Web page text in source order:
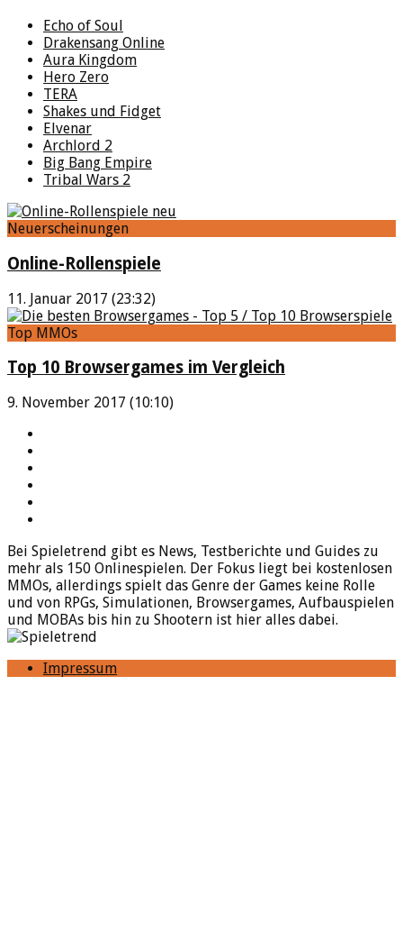
Echo of Soul
Drakensang Online
Aura Kingdom
Hero Zero
TERA
Shakes und Fidget
Elvenar
Archlord 2
Big Bang Empire
Tribal Wars 2
Neuerscheinungen
Online-Rollenspiele
11. Januar 2017 (23:32)
Top MMOs
Top 10 Browsergames im Vergleich
9. November 2017 (10:10)
Bei Spieletrend gibt es News, Testberichte und Guides zu
mehr als 150 Onlinespielen. Der Fokus liegt bei kostenlosen
MMOs, allerdings spielt das Genre der Games keine Rolle
und von RPGs, Simulationen, Browsergames, Aufbauspielen
und MOBAs bis hin zu Shootern ist hier alles dabei.
Impressum